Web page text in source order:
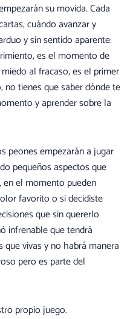
su movida. Cada
cuándo avanzar y
y sin sentido aparente:
es el momento de
al fracaso, es el primer
no tienes que saber dónde te
y aprender sobre la
peones empezarán a jugar
pequeños aspectos que
el momento pueden
favorito o si decidiste
que sin quererlo
infrenable que tendrá
que vivas y no habrá manera
pero es parte del
propio juego.